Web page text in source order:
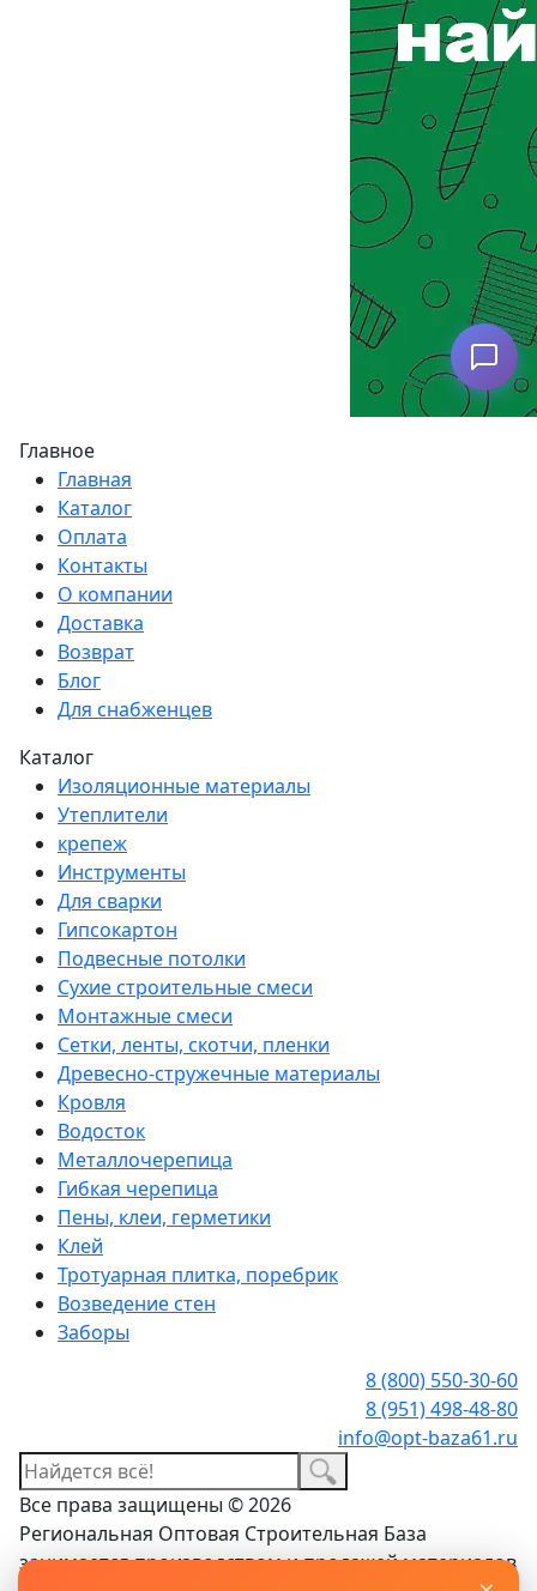
Главное
Главная
Каталог
Оплата
Контакты
О компании
Доставка
Возврат
Блог
Для снабженцев
Каталог
Изоляционные материалы
Утеплители
крепеж
Инструменты
Для сварки
Гипсокартон
Подвесные потолки
Сухие строительные смеси
Монтажные смеси
Сетки, ленты, скотчи, пленки
Древесно-стружечные материалы
Кровля
Водосток
Металлочерепица
Гибкая черепица
Пены, клеи, герметики
Клей
Тротуарная плитка, поребрик
Возведение стен
Заборы
8 (800) 550-30-60
8 (951) 498-48-80
info@opt-baza61.ru
Все права защищены © 2026
Региональная Оптовая Строительная База
занимается производством и продажей материалов
Подобрать аналог